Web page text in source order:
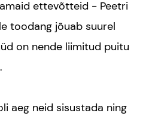
ettevõtteid - Peetri
toodang jõuab suurel
on nende liimitud puitu
aeg neid sisustada ning